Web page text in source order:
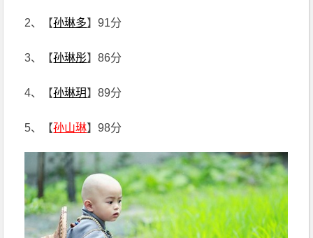
2、【孙琳多】91分
3、【孙琳彤】86分
4、【孙琳玥】89分
5、【孙山琳】98分